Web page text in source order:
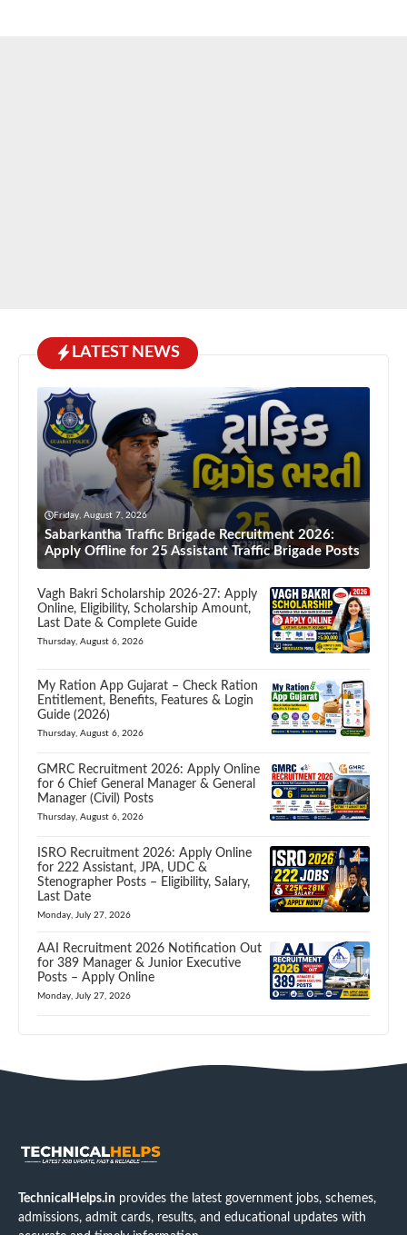
LATEST NEWS
Friday, August 7, 2026
Sabarkantha Traffic Brigade Recruitment 2026:
Apply Offline for 25 Assistant Traffic Brigade Posts
Vagh Bakri Scholarship 2026-27: Apply
Online, Eligibility, Scholarship Amount,
Last Date & Complete Guide
Thursday, August 6, 2026
My Ration App Gujarat – Check Ration
Entitlement, Benefits, Features & Login
Guide (2026)
Thursday, August 6, 2026
GMRC Recruitment 2026: Apply Online
for 6 Chief General Manager & General
Manager (Civil) Posts
Thursday, August 6, 2026
ISRO Recruitment 2026: Apply Online
for 222 Assistant, JPA, UDC &
Stenographer Posts – Eligibility, Salary,
Last Date
Monday, July 27, 2026
AAI Recruitment 2026 Notification Out
for 389 Manager & Junior Executive
Posts – Apply Online
Monday, July 27, 2026
TechnicalHelps.in provides the latest government jobs, schemes,
admissions, admit cards, results, and educational updates with